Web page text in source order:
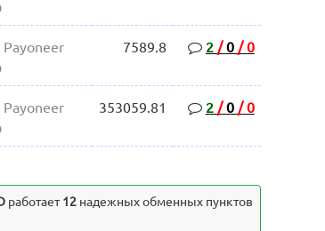
Payoneer
7589.8 2 / 0 / 0
Payoneer
353059.81 2 / 0 / 0
работает12 надежных обменных пунктов